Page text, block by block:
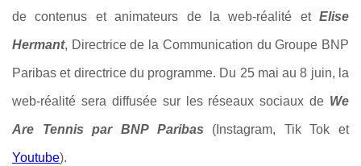
de contenus et animateurs de la web-réalité et Elise
Hermant, Directrice de la Communication du Groupe BNP
Paribas et directrice du programme. Du 25 mai au 8 juin, la
web-réalité sera diffusée sur les réseaux sociaux de We
Are Tennis par BNP Paribas (Instagram, Tik Tok et
Youtube).